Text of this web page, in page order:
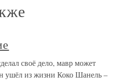
своё дело, мавр может
ушёл из жизни Коко Шанель –